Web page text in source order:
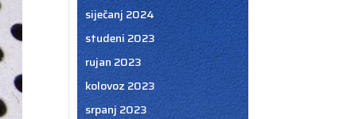
siječanj 2024
studeni 2023
rujan 2023
kolovoz 2023
srpanj 2023